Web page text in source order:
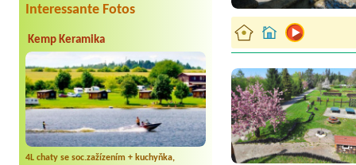
Interessante Fotos
Kemp Keramika
4L chaty se soc.zažízením + kuchyňka,